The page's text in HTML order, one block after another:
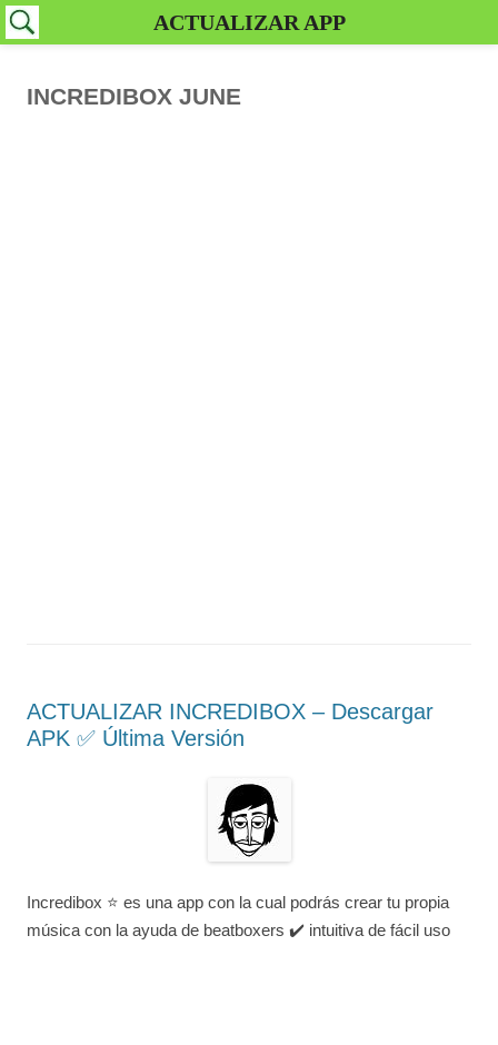
INCREDIBOX JUNE
ACTUALIZAR INCREDIBOX – Descargar
APK ✅️ Última Versión
Incredibox ⭐ es una app con la cual podrás crear tu propia
música con la ayuda de beatboxers ✔️ intuitiva de fácil uso
ACTUALIZAR APP